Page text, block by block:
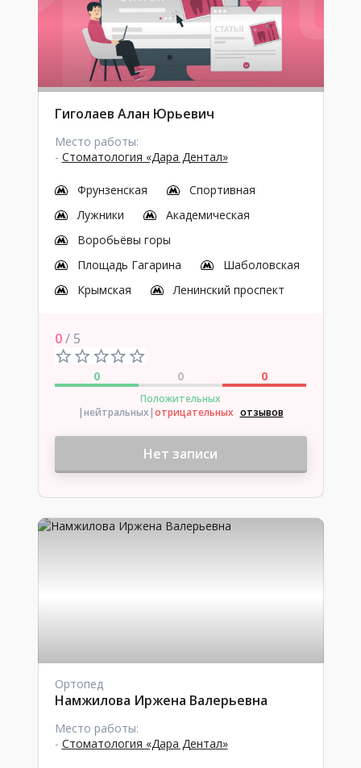
Гиголаев Алан Юрьевич
Место работы:
- Стоматология «Дара Дентал»
Фрунзенская
Спортивная
Лужники
Академическая
Воробьёвы горы
Площадь Гагарина
Шаболовская
Крымская
Ленинский проспект
0/ 5
0 0 0
Положительных
|нейтральных|отрицательных отзывов
Нет записи
Ортопед
Намжилова Иржена Валерьевна
Место работы:
- Стоматология «Дара Дентал»